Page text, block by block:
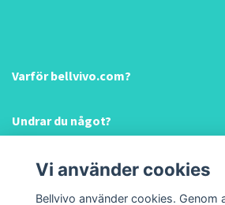
Varför bellvivo.com?
Undrar du något?
Information & hjälp!
Vi använder cookies
Bellvivo använder cookies. Genom